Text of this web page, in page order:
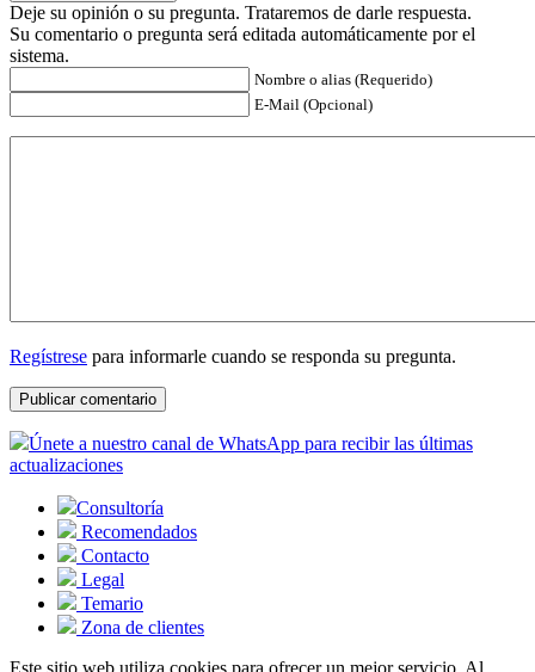
Deje su opinión o su pregunta. Trataremos de darle respuesta.
Su comentario o pregunta será editada automáticamente por el
sistema.
Nombre o alias (Requerido)
E-Mail (Opcional)
Regístrese para informarle cuando se responda su pregunta.
Únete a nuestro canal de WhatsApp para recibir las últimas
actualizaciones
Consultoría
Recomendados
Contacto
Legal
Temario
Zona de clientes
Este sitio web utiliza cookies para ofrecer un mejor servicio. Al